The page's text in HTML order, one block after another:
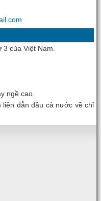
của Việt Nam.
ngề cao.
dẫn đầu cả nước về chỉ